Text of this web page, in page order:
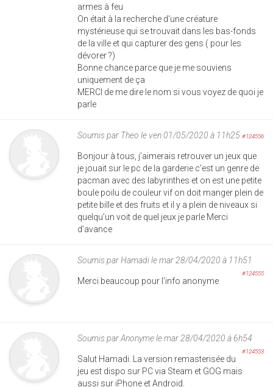
armes à feu
On était à la recherche d'une créature
mystérieuse qui se trouvait dans les bas-fonds
de la ville et qui capturer des gens ( pour les
dévorer ?)
Bonne chance parce que je me souviens
uniquement de ça
MERCI de me dire le nom si vous voyez de quoi je
parle
Soumis par Theo le ven 01/05/2020 à 11h25 #124556
Bonjour à tous, j’aimerais retrouver un jeux que
je jouait sur le pc de la garderie c’est un genre de
pacman avec des labyrinthes et on est une petite
boule poilu de couleur vif on doit manger plein de
petite bille et des fruits et il y a plein de niveaux si
quelqu’un voit de quel jeux je parle Merci
d’avance
Soumis parHamadile mar 28/04/2020 à 11h51
#124555
Merci beaucoup pour l'info anonyme
Soumis parAnonymele mar 28/04/2020 à 6h54
#124553
Salut Hamadi. La version remasterisée du
jeu est dispo sur PC via Steam et GOG mais
aussi sur iPhone et Android.